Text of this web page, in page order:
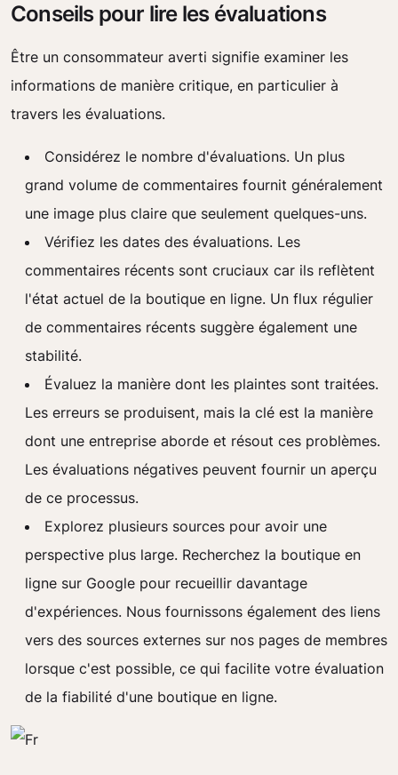
Conseils pour lire les évaluations
Être un consommateur averti signifie examiner les
informations de manière critique, en particulier à
travers les évaluations.
Considérez le nombre d'évaluations. Un plus
grand volume de commentaires fournit généralement
une image plus claire que seulement quelques-uns.
Vérifiez les dates des évaluations. Les
commentaires récents sont cruciaux car ils reflètent
l'état actuel de la boutique en ligne. Un flux régulier
de commentaires récents suggère également une
stabilité.
Évaluez la manière dont les plaintes sont traitées.
Les erreurs se produisent, mais la clé est la manière
dont une entreprise aborde et résout ces problèmes.
Les évaluations négatives peuvent fournir un aperçu
de ce processus.
Explorez plusieurs sources pour avoir une
perspective plus large. Recherchez la boutique en
ligne sur Google pour recueillir davantage
d'expériences. Nous fournissons également des liens
vers des sources externes sur nos pages de membres
lorsque c'est possible, ce qui facilite votre évaluation
de la fiabilité d'une boutique en ligne.